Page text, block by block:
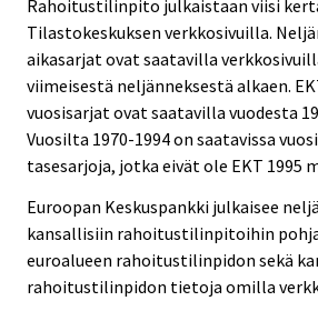
Rahoitustilinpito julkaistaan viisi
Tilastokeskuksen verkkosivuilla.
aikasarjat ovat saatavilla
viimeisestä neljänneksestä alkaen.
vuosisarjat ovat saatavilla vuodesta
Vuosilta 1970-1994 on saatavissa
tasesarjoja, jotka eivät ole EKT 1995
Euroopan Keskuspankki julkaisee
kansallisiin rahoitustilinpitoihin
euroalueen rahoitustilinpidon sekä
rahoitustilinpidon tietoja omilla